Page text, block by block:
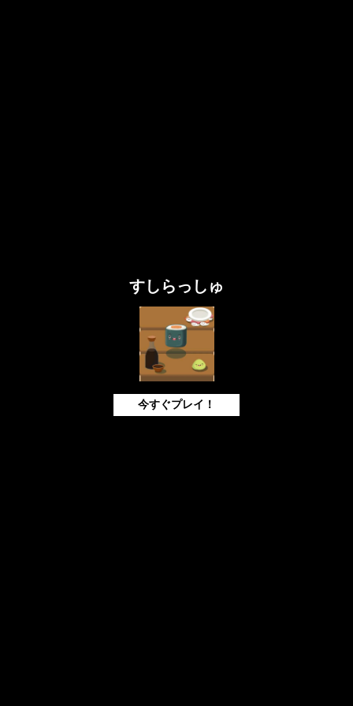
すしらっしゅ
今すぐプレイ！